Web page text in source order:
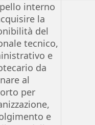
interno
la
del
tecnico,
e
da
al
per
e